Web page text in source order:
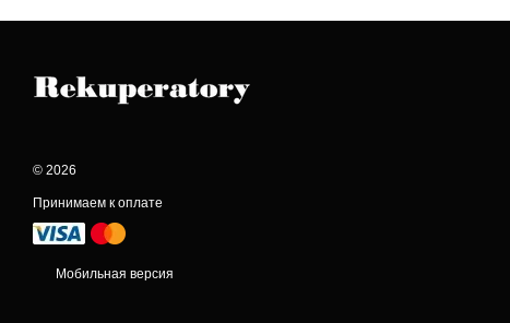
© 2026
Принимаем к оплате
Мобильная версия